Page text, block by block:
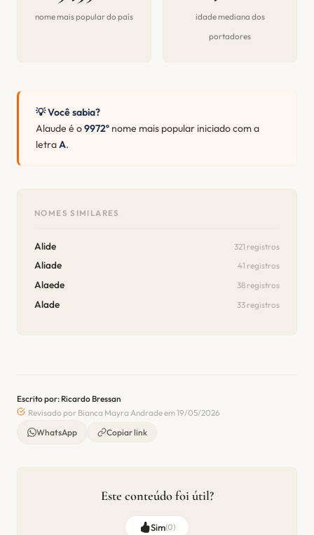
nome mais popular do país
idade mediana dos
portadores
💡 Você sabia?
Alaude é o9972º nome mais popular iniciado com a
letraA.
NOMES SIMILARES
Alide 321 registros
Aliade 41 registros
Alaede 38 registros
Alade 33 registros
Escrito por: Ricardo Bressan
Revisado por Bianca Mayra Andrade em 19/05/2026
WhatsApp
Copiar link
Este conteúdo foi útil?
Sim(0)